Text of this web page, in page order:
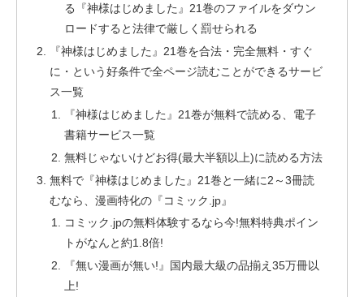
る『神様はじめました』21巻のファイルをダウン
ロードすると法律で厳しく罰せられる
『神様はじめました』21巻を合法・完全無料・すぐ
に・という好条件で全ページ読むことができるサービ
ス一覧
『神様はじめました』21巻が無料で読める、電子
書籍サービス一覧
無料じゃないけどお得(最大半額以上)に読める方法
無料で『神様はじめました』21巻と一緒に2～3冊読
むなら、漫画特化の『コミック.jp』
コミック.jpの無料体験するなら今!無料特典ポイン
トがなんと約1.8倍!
『無い漫画が無い!』国内最大級の品揃え35万冊以
上!